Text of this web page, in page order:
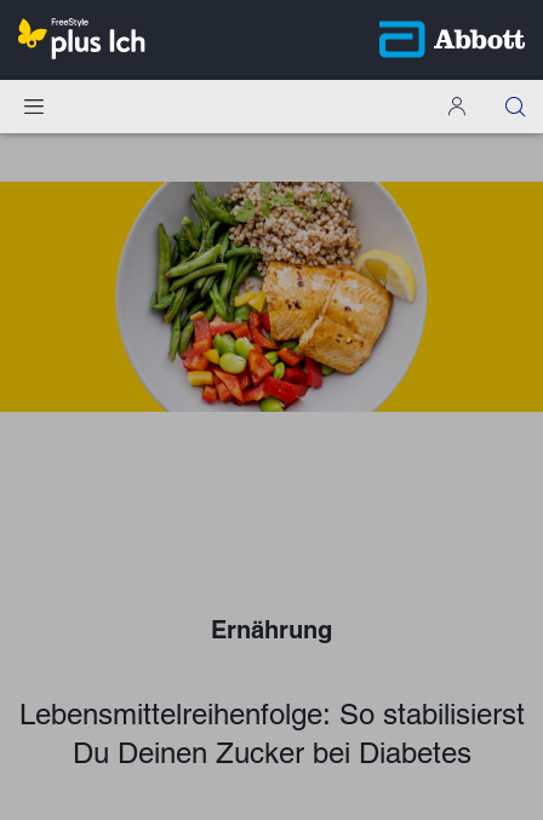
Ernährung
Lebensmittelreihenfolge: So stabilisierst
Du Deinen Zucker bei Diabetes